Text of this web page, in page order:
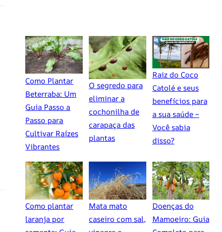
Como Plantar
Beterraba: Um
Guia Passo a
Passo para
Cultivar Raízes
Vibrantes
O segredo para
eliminar a
cochonilha de
carapaça das
plantas
Raiz do Coco
Catolé e seus
benefícios para
a sua saúde –
Você sabia
disso?
Como plantar
laranja por
Mata mato
caseiro com sal,
Doenças do
Mamoeiro: Guia